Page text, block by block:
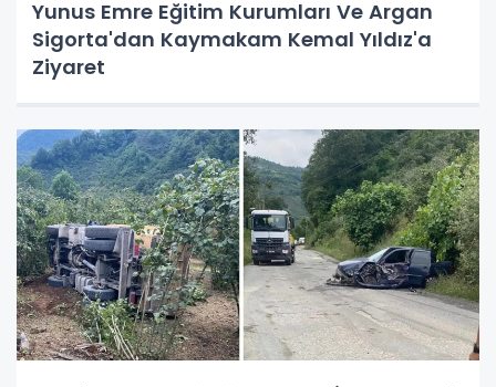
Yunus Emre Eğitim Kurumları Ve Argan
Sigorta'dan Kaymakam Kemal Yıldız'a
Ziyaret